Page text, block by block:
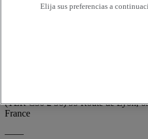
red, con encuestas o información
Conforme a la demanda de la CNIL
(TER C50 2 56) 99 Route de Lyon,
France
——
Elija sus preferencias a